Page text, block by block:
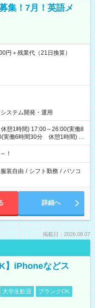
集！7月！英語メ
＋残業代（21日換算）
ステム開発・運用
憩1時間) 17:00～26:00(実働8
実働6時間30分 休憩1時間) ※
2.3を連続で行って頂きます
！
服装自由 / シフト勤務 / パソコ
詳細へ
掲載日：2026.08.07
】iPhoneなどス
大学生歓迎
ブランクOK